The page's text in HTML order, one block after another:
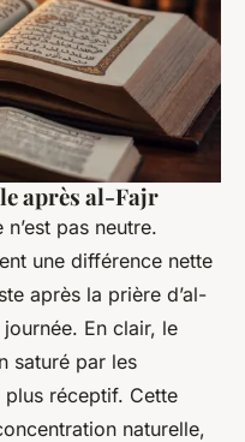
après al-Fajr
pas neutre.
une différence nette
après la prière d’al-
En clair, le
saturé par les
réceptif. Cette
naturelle,